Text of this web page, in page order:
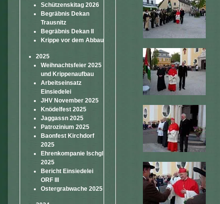
Schützenskitag 2026
Begräbnis Dekan
Trausnitz
Begräbnis Dekan II
Krippe vor dem Abbau
2025
Weihnachtsfeier 2025
und Krippenaufbau
Arbeitseinsatz
Einsiedelei
JHV November 2025
Knödelfest 2025
Jaggassn 2025
Patrozinium 2025
Baonfest Kirchdorf
2025
Ehrenkompanie Ischgl
2025
Bericht Einsiedelei
ORF III
Ostergrabwache 2025